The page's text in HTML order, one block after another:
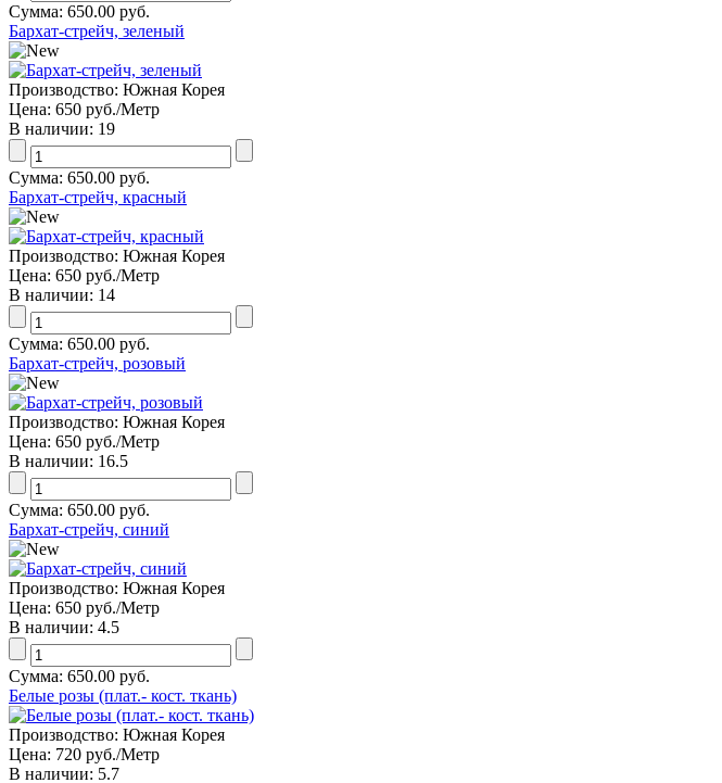
Сумма: 650.00 руб.
Бархат-стрейч, зеленый
Производство: Южная Корея
Цена: 650 руб./Метр
В наличии: 19
Сумма: 650.00 руб.
Бархат-стрейч, красный
Производство: Южная Корея
Цена: 650 руб./Метр
В наличии: 14
Сумма: 650.00 руб.
Бархат-стрейч, розовый
Производство: Южная Корея
Цена: 650 руб./Метр
В наличии: 16.5
Сумма: 650.00 руб.
Бархат-стрейч, синий
Производство: Южная Корея
Цена: 650 руб./Метр
В наличии: 4.5
Сумма: 650.00 руб.
Белые розы (плат.- кост. ткань)
Производство: Южная Корея
Цена: 720 руб./Метр
В наличии: 5.7